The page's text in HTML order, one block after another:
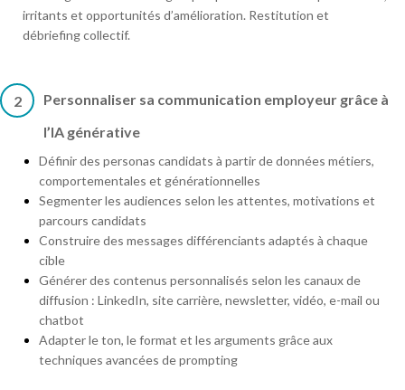
irritants et opportunités d’amélioration. Restitution et
débriefing collectif.
2
Personnaliser sa communication employeur grâce à
l’IA générative
Définir des personas candidats à partir de données métiers,
comportementales et générationnelles
Segmenter les audiences selon les attentes, motivations et
parcours candidats
Construire des messages différenciants adaptés à chaque
cible
Générer des contenus personnalisés selon les canaux de
diffusion : LinkedIn, site carrière, newsletter, vidéo, e-mail ou
chatbot
Adapter le ton, le format et les arguments grâce aux
techniques avancées de prompting